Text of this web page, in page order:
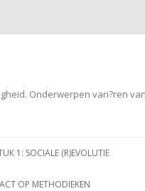
Onderwerpen vari?ren
1: SOCIALE (R)EVOLUTIE
OP METHODIEKEN